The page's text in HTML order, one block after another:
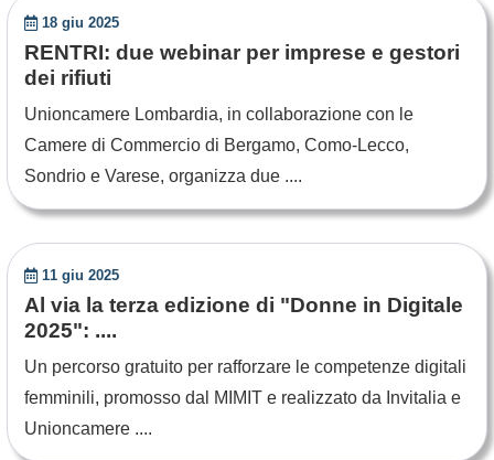
18 giu 2025
RENTRI: due webinar per imprese e gestori
dei rifiuti
Unioncamere Lombardia, in collaborazione con le
Camere di Commercio di Bergamo, Como-Lecco,
Sondrio e Varese, organizza due ....
11 giu 2025
Al via la terza edizione di "Donne in Digitale
2025": ....
Un percorso gratuito per rafforzare le competenze digitali
femminili, promosso dal MIMIT e realizzato da Invitalia e
Unioncamere ....